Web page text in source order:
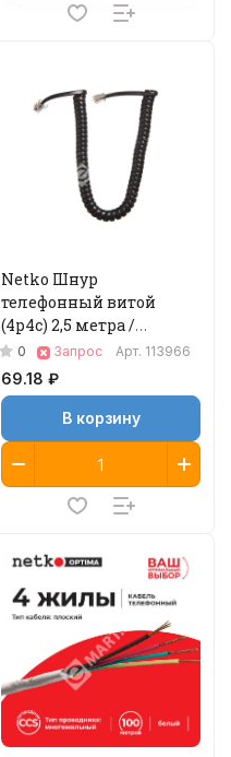
Netko Шнур
телефонный витой
(4р4с) 2,5 метра /
черный
0 Запрос Арт. 113966
69.18 ₽
В корзину